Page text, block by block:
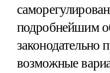
подробнейшим
законодательно
возможные